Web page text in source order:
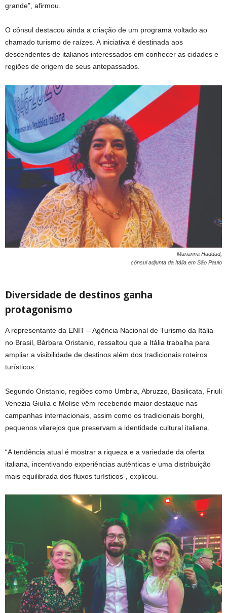
grande”, afirmou.
O cônsul destacou ainda a criação de um programa voltado ao
chamado turismo de raízes. A iniciativa é destinada aos
descendentes de italianos interessados em conhecer as cidades e
regiões de origem de seus antepassados.
Marianna Haddad,
cônsul adjunta da Itália em São Paulo
Diversidade de destinos ganha
protagonismo
A representante da ENIT – Agência Nacional de Turismo da Itália
no Brasil, Bárbara Oristanio, ressaltou que a Itália trabalha para
ampliar a visibilidade de destinos além dos tradicionais roteiros
turísticos.
Segundo Oristanio, regiões como Umbria, Abruzzo, Basilicata, Friuli
Venezia Giulia e Molise vêm recebendo maior destaque nas
campanhas internacionais, assim como os tradicionais borghi,
pequenos vilarejos que preservam a identidade cultural italiana.
“A tendência atual é mostrar a riqueza e a variedade da oferta
italiana, incentivando experiências autênticas e uma distribuição
mais equilibrada dos fluxos turísticos”, explicou.